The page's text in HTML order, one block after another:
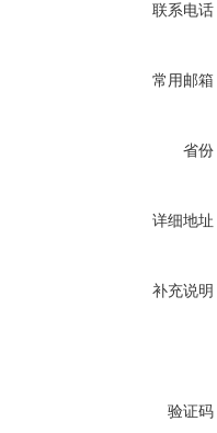
联系电话
常用邮箱
省份
详细地址
补充说明
验证码